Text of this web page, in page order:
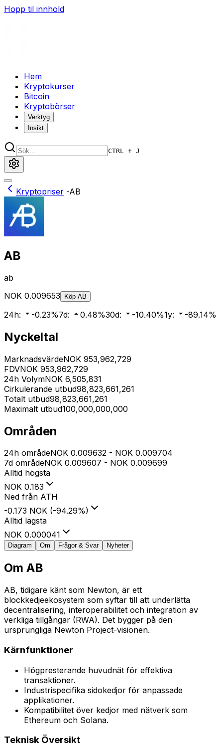
Hopp til innhold
Hem
Kryptokurser
Bitcoin
Kryptobörser
Verktyg
Insikt
CTRL + J
Kryptopriser -AB
AB
ab
NOK 0.009653 Köp AB
24h: -0.23%7d: 0.48%30d: -10.40%1y: -89.14%
Nyckeltal
MarknadsvärdeNOK 953,962,729
FDVNOK 953,962,729
24h VolymNOK 6,505,831
Cirkulerande utbud98,823,661,261
Totalt utbud98,823,661,261
Maximalt utbud100,000,000,000
Områden
24h områdeNOK 0.009632 - NOK 0.009704
7d områdeNOK 0.009607 - NOK 0.009699
Alltid högsta
NOK 0.183
Ned från ATH
-0.173 NOK (-94.29%)
Alltid lägsta
NOK 0.000041
Diagram Om Frågor & Svar Nyheter
Om AB
AB, tidigare känt som Newton, är ett
blockkedjeekosystem som syftar till att underlätta
decentralisering, interoperabilitet och integration av
verkliga tillgångar (RWA). Det bygger på den
ursprungliga Newton Project-visionen.
Kärnfunktioner
Högpresterande huvudnät för effektiva
transaktioner.
Industrispecifika sidokedjor för anpassade
applikationer.
Kompatibilitet över kedjor med nätverk som
Ethereum och Solana.
Teknisk Översikt